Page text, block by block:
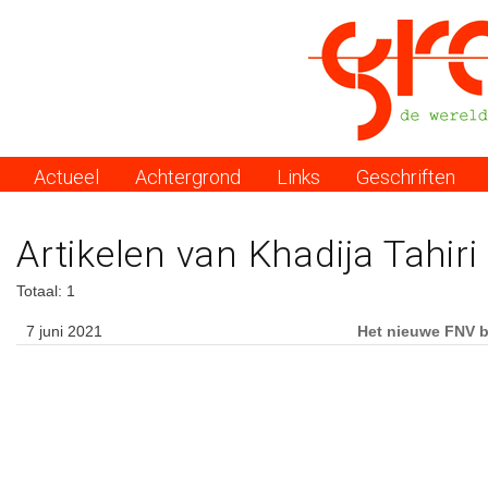
MenuActueel Achtergrond Links Geschriften
Artikelen van Khadija Tahiri
Totaal: 1
7 juni 2021 Het nieuwe FNV